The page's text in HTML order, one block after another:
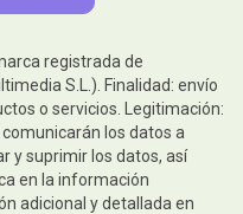
registrada de
S.L.). Finalidad: envío
o servicios. Legitimación:
los datos a
y suprimir los datos, así
en la información
adicional y detallada en